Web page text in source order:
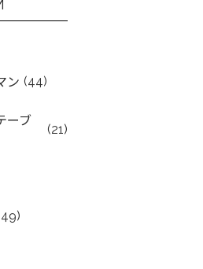
ン (44)
ーブ
(21)